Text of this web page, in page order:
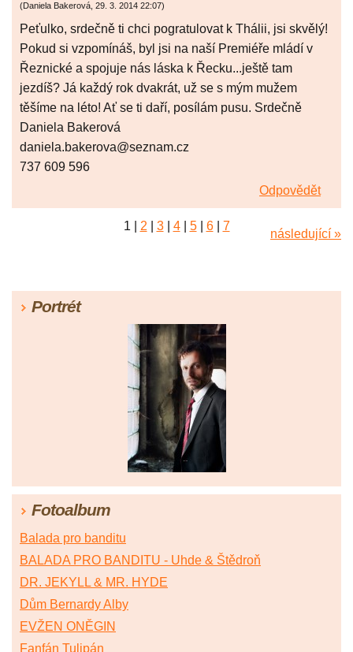
(Daniela Bakerová, 29. 3. 2014 22:07)
Peťulko, srdečně ti chci pogratulovat k Thálii, jsi skvělý!
Pokud si vzpomínáš, byl jsi na naší Premiéře mládí v
Řeznické a spojuje nás láska k Řecku...ještě tam
jezdíš? Já každý rok dvakrát, už se s mým mužem
těšíme na léto! Ať se ti daří, posílám pusu. Srdečně
Daniela Bakerová
daniela.bakerova@seznam.cz
737 609 596
Odpovědět
1 2 3 4 5 6 7
následující »
Portrét
Fotoalbum
Balada pro banditu
BALADA PRO BANDITU - Uhde & Štědroň
DR. JEKYLL & MR. HYDE
Dům Bernardy Alby
EVŽEN ONĚGIN
Fanfán Tulipán